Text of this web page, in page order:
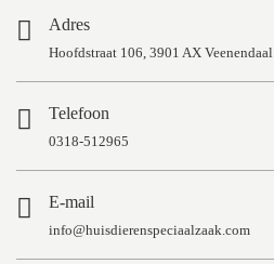
Adres
Hoofdstraat 106, 3901 AX Veenendaal
Telefoon
0318-512965
E-mail
info@huisdierenspeciaalzaak.com